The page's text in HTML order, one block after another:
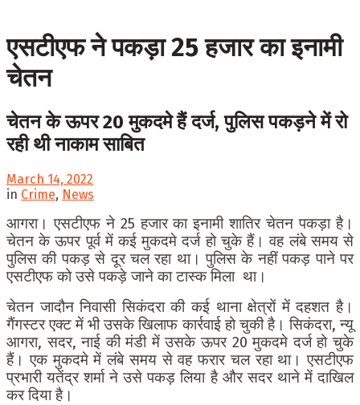
एसटीएफ ने पकड़ा 25 हजार का इनामी
चेतन
चेतन के ऊपर 20 मुकदमे हैं दर्ज, पुलिस पकड़ने में रो
रही थी नाकाम साबित
March 14, 2022
in Crime, News
आगरा। एसटीएफ ने 25 हजार का इनामी शातिर चेतन पकड़ा है।
चेतन के ऊपर पूर्व में कई मुकदमे दर्ज हो चुके हैं। वह लंबे समय से
पुलिस की पकड़ से दूर चल रहा था। पुलिस के नहीं पकड़ पाने पर
एसटीएफ को उसे पकड़े जाने का टास्क मिला था।
चेतन जादौन निवासी सिकंदरा की कई थाना क्षेत्रों में दहशत है।
गैंगस्टर एक्ट में भी उसके खिलाफ कार्रवाई हो चुकी है। सिकंदरा, न्यू
आगरा, सदर, नाई की मंडी में उसके ऊपर 20 मुकदमे दर्ज हो चुके
हैं। एक मुकदमे में लंबे समय से वह फरार चल रहा था। एसटीएफ
प्रभारी यतेंद्र शर्मा ने उसे पकड़ लिया है और सदर थाने में दाखिल
कर दिया है।